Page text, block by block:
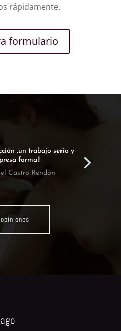
rápidamente.
formulario
,un trabajo serio y
formal!
Castro Rendón